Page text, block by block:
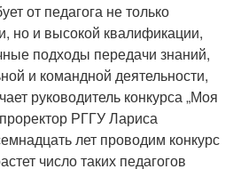
от педагога не только
но и высокой квалификации,
подходы передачи знаний,
и командной деятельности,
руководитель конкурса „Моя
РГГУ Лариса
лет проводим конкурс
число таких педагогов